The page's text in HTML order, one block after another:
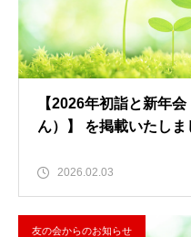
【2026年初詣と新年
ん）】 を掲載いたしま
2026.02.03
友の会からのお知らせ